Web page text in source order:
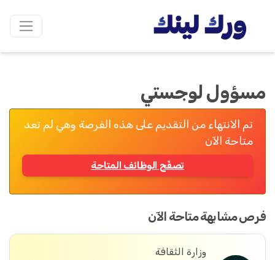
مسؤول لوجستي
تم الانتهاء من التقديم على هذه الفرصة وهي لم تعد
متاحة الآن
تصفّح الوظائف المتاحة
فرص مشابهة متاحة الآن
وزارة الثقافة